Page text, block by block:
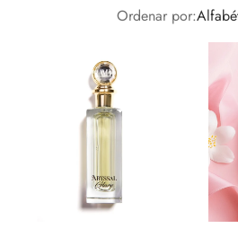
Ordenar por: